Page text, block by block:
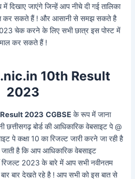
जाएंगे जिन्हें आप नीचे दी गई तालिका
कर सकते हैं ! और आसानी से समझ सकते है
चेक करने के लिए सभी छात्र इस पोस्ट में
कर सकते हैं !
10th Result
2023
2023 CGBSE के रूप में जाना
छत्तीसगढ़ बोर्ड की आधिकारिक वेबसाइट पे @
पे कक्षा 10 का रिजल्ट जारी करने जा रही है
है कि आप आधिकारिक वेबसाइट
2023 के बारे में आप सभी नवीनतम
बार देखते रहे है ! आप सभी को इस बात से